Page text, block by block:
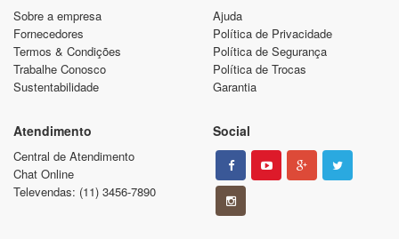
Sobre a empresa
Fornecedores
Termos & Condições
Trabalhe Conosco
Sustentabilidade
Ajuda
Política de Privacidade
Política de Segurança
Política de Trocas
Garantia
Atendimento
Central de Atendimento
Chat Online
Televendas: (11) 3456-7890
Social